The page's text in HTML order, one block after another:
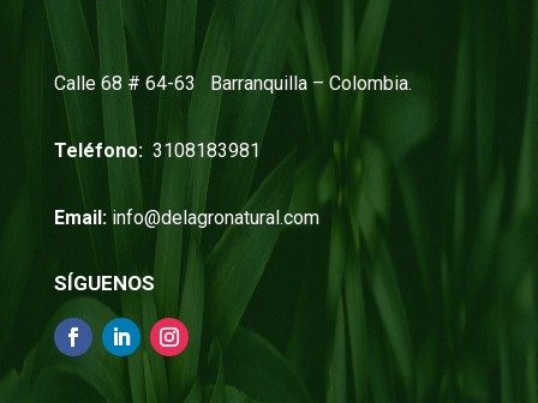
Calle 68 # 64-63 Barranquilla – Colombia.
Teléfono: 3108183981
Email: info@delagronatural.com
SÍGUENOS